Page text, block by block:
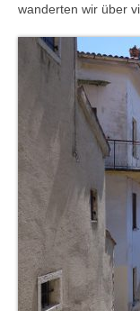
wanderten wir über